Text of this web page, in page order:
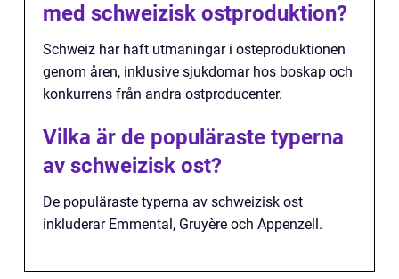
med schweizisk ostproduktion?
Schweiz har haft utmaningar i osteproduktionen
genom åren, inklusive sjukdomar hos boskap och
konkurrens från andra ostproducenter.
Vilka är de populäraste typerna
av schweizisk ost?
De populäraste typerna av schweizisk ost
inkluderar Emmental, Gruyère och Appenzell.